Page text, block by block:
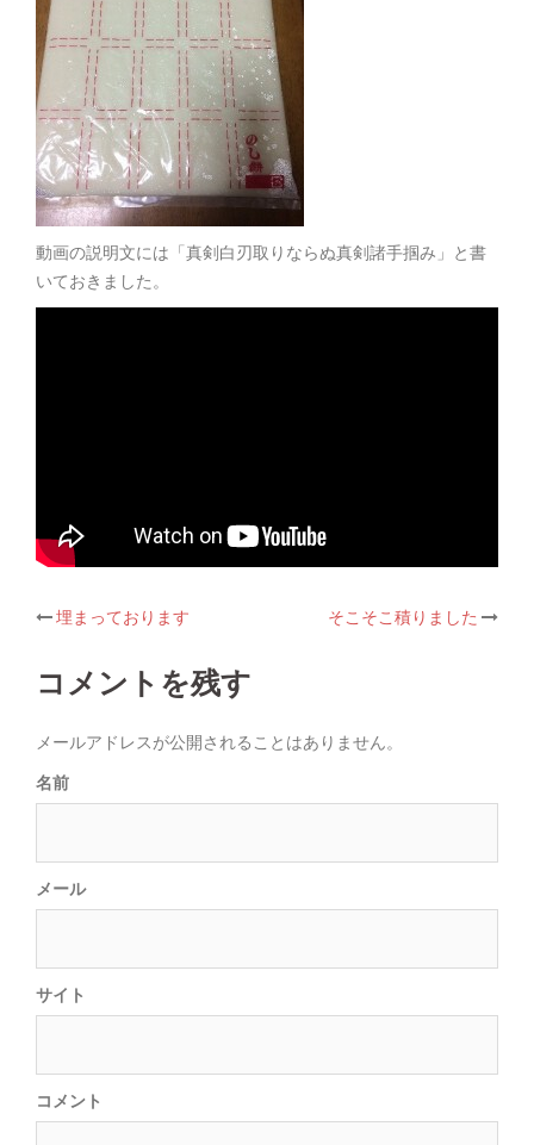
動画の説明文には「真剣白刃取りならぬ真剣諸手掴み」と書
いておきました。
Post
navigation
埋まっております そこそこ積りました
コメントを残す
メールアドレスが公開されることはありません。
名前
メール
サイト
コメント